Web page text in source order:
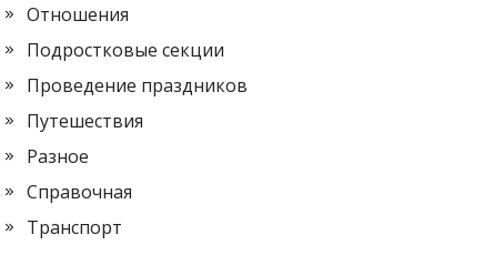
Отношения
Подростковые секции
Проведение праздников
Путешествия
Разное
Справочная
Транспорт